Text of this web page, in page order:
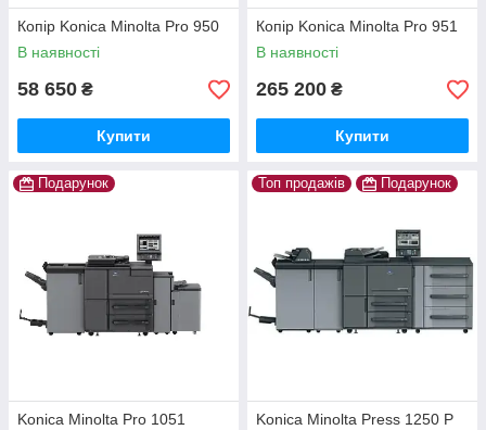
Копір Konica Minolta Pro 950
В наявності
58 650 ₴
Купити
Копір Konica Minolta Pro 951
В наявності
265 200 ₴
Купити
Подарунок
Konica Minolta Pro 1051
Топ продажів Подарунок
Konica Minolta Press 1250 P